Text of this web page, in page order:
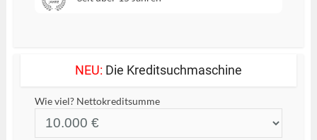
NEU: Die Kreditsuchmaschine
Wie viel?Nettokreditsumme